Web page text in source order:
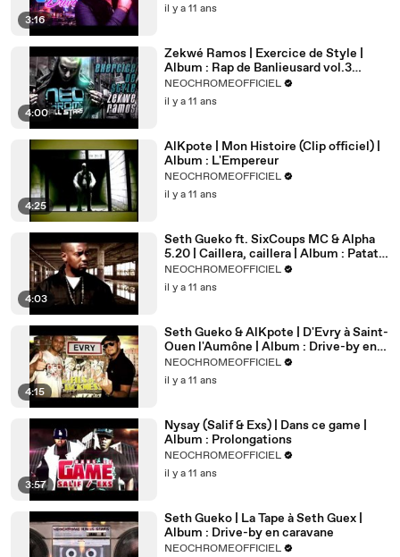
3:16
il y a 11 ans
4:00
Zekwé Ramos | Exercice de Style |
Album : Rap de Banlieusard vol.3
Spécial Zekwé
NEOCHROMEOFFICIEL
il y a 11 ans
4:25
AlKpote | Mon Histoire (Clip officiel) |
Album : L'Empereur
NEOCHROMEOFFICIEL
il y a 11 ans
4:03
Seth Gueko ft. SixCoups MC & Alpha
5.20 | Caillera, caillera | Album : Patate
de Forain
NEOCHROMEOFFICIEL
il y a 11 ans
4:15
Seth Gueko & AlKpote | D'Evry à Saint-
Ouen l'Aumône | Album : Drive-by en
caravane
NEOCHROMEOFFICIEL
il y a 11 ans
3:57
Nysay (Salif & Exs) | Dans ce game |
Album : Prolongations
NEOCHROMEOFFICIEL
il y a 11 ans
Seth Gueko | La Tape à Seth Guex |
Album : Drive-by en caravane
NEOCHROMEOFFICIEL